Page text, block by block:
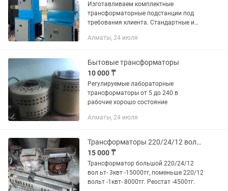
Изготавливаем комплектные
трансформаторные подстанции под
требования клиента. Стандартные и
по договору с гарантией. Подробности
Алматы, 24 июля
Бытовые трансформаторы
10 000 ₸
Регулируемые лабораторные
трансформаторы от 5 до 240 в
рабочие хорошо состояние
Алматы, 24 июля
Трансформаторы 220/24/12 вольт
15 000 ₸
Трансформатор большой 220/24/12
вол ьт- 3квт -15000тг, поменьше 220/12
вольт -1квт- 8000тг. Реостат -4500тг.